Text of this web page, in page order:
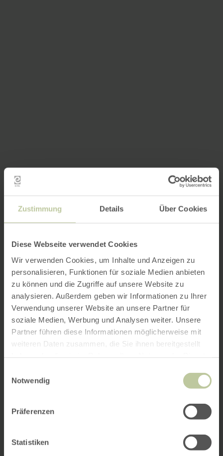
Zustimmung Details Über Cookies
Diese Webseite verwendet Cookies
Wir verwenden Cookies, um Inhalte und Anzeigen zu
personalisieren, Funktionen für soziale Medien anbieten
zu können und die Zugriffe auf unsere Website zu
analysieren. Außerdem geben wir Informationen zu Ihrer
Verwendung unserer Website an unsere Partner für
soziale Medien, Werbung und Analysen weiter. Unsere
Partner führen diese Informationen möglicherweise mit
weiteren Daten zusammen, die Sie ihnen bereitgestellt
Notwendig
Präferenzen
Statistiken